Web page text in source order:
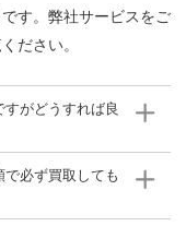
す。弊社サービスをご
ださい。
がどうすれば良
ください。
って買取価格が異な
必ず買取しても